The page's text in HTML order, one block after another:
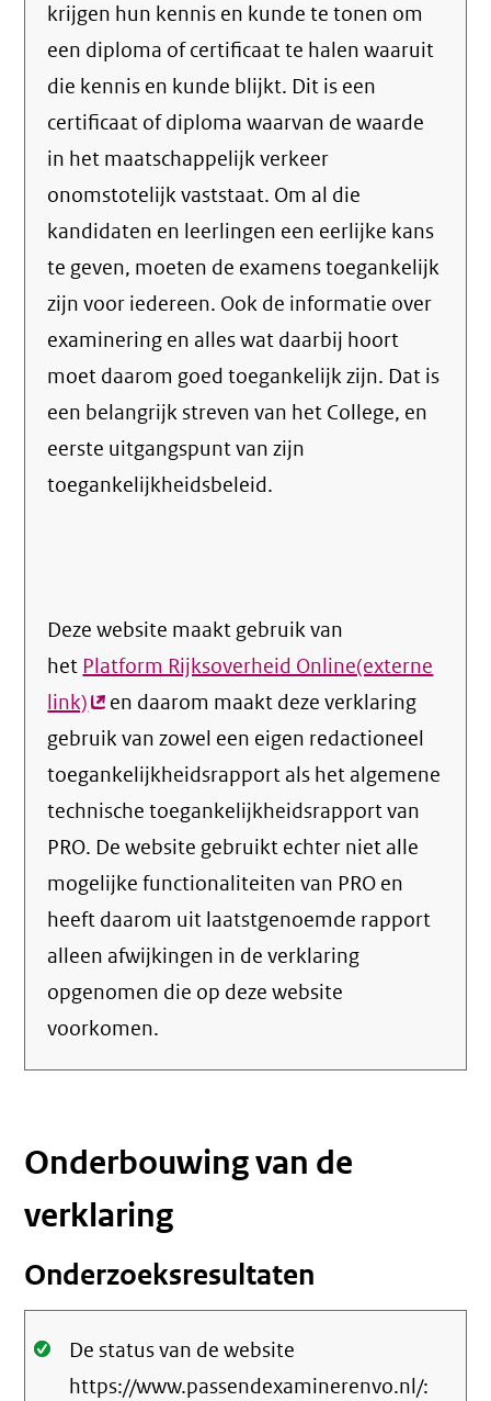
krijgen hun kennis en kunde te tonen om
een diploma of certificaat te halen waaruit
die kennis en kunde blijkt. Dit is een
certificaat of diploma waarvan de waarde
in het maatschappelijk verkeer
onomstotelijk vaststaat. Om al die
kandidaten en leerlingen een eerlijke kans
te geven, moeten de examens toegankelijk
zijn voor iedereen. Ook de informatie over
examinering en alles wat daarbij hoort
moet daarom goed toegankelijk zijn. Dat is
een belangrijk streven van het College, en
eerste uitgangspunt van zijn
toegankelijkheidsbeleid.
Deze website maakt gebruik van
het Platform Rijksoverheid Online(externe
link)(externe
link)
en daarom maakt deze verklaring
gebruik van zowel een eigen redactioneel
toegankelijkheidsrapport als het algemene
technische toegankelijkheidsrapport van
PRO. De website gebruikt echter niet alle
mogelijke functionaliteiten van PRO en
heeft daarom uit laatstgenoemde rapport
alleen afwijkingen in de verklaring
opgenomen die op deze website
voorkomen.
Onderbouwing van de
verklaring
Onderzoeksresultaten
Oké.
De status van de website
https://www.passendexaminerenvo.nl/: